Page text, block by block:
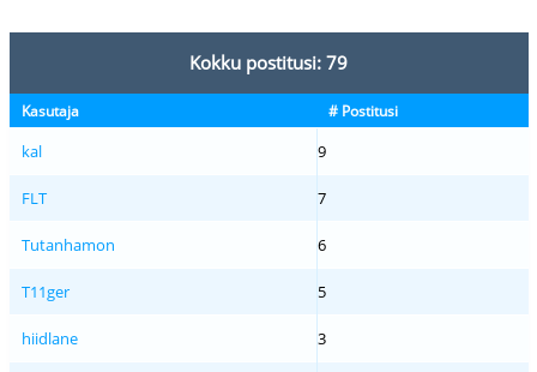
Kokku postitusi: 79
Kasutaja # Postitusi
kal 9
FLT 7
Tutanhamon 6
T11ger 5
hiidlane 3